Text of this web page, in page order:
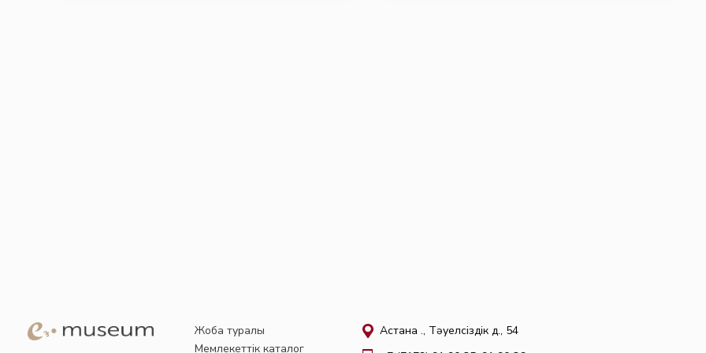
Жоба туралы
Мемлекеттік каталог
Астана қ., Тәуелсіздік д., 54